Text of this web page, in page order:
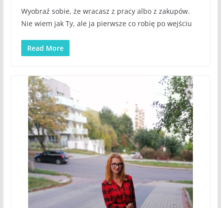
Wyobraź sobie, że wracasz z pracy albo z zakupów.
Nie wiem jak Ty, ale ja pierwsze co robię po wejściu
Read More